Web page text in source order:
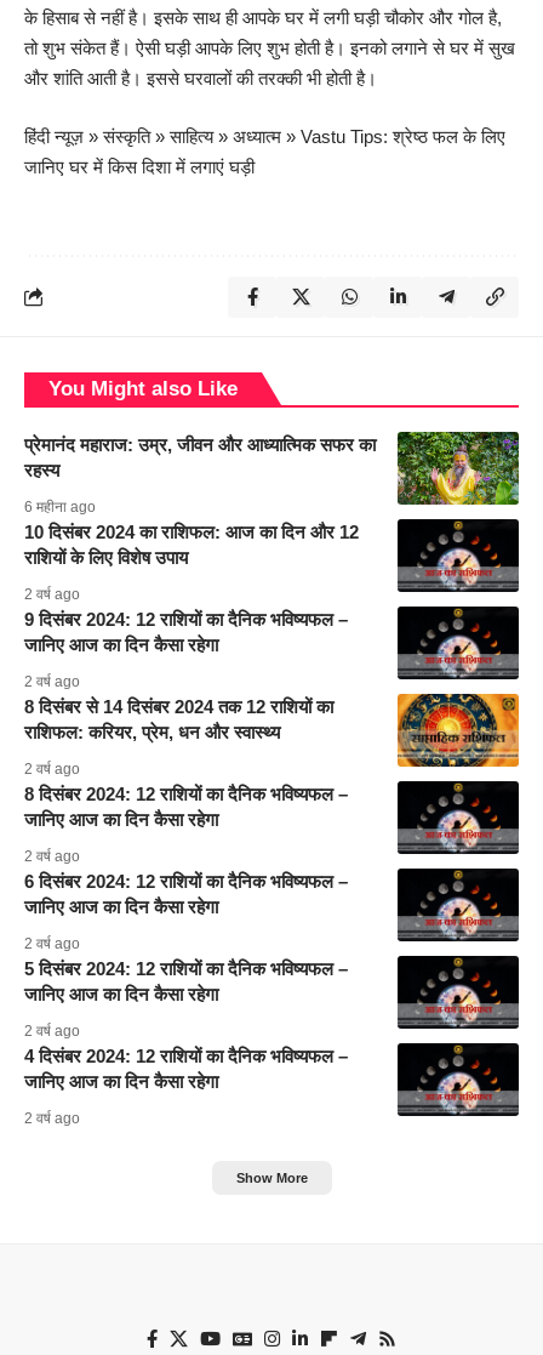
के हिसाब से नहीं है। इसके साथ ही आपके घर में लगी घड़ी चौकोर और गोल है,
तो शुभ संकेत हैं। ऐसी घड़ी आपके लिए शुभ होती है। इनको लगाने से घर में सुख
और शांति आती है। इससे घरवालों की तरक्की भी होती है।
हिंदी न्यूज़ »संस्कृति»साहित्य» अध्यात्म » Vastu Tips: श्रेष्ठ फल के लिए
जानिए घर में किस दिशा में लगाएं घड़ी
You Might also Like
प्रेमानंद महाराज: उम्र, जीवन और आध्यात्मिक सफर का
रहस्य
6 महीना ago
10 दिसंबर 2024 का राशिफल: आज का दिन और 12
राशियों के लिए विशेष उपाय
2 वर्ष ago
9 दिसंबर 2024: 12 राशियों का दैनिक भविष्यफल –
जानिए आज का दिन कैसा रहेगा
2 वर्ष ago
8 दिसंबर से 14 दिसंबर 2024 तक 12 राशियों का
राशिफल: करियर, प्रेम, धन और स्वास्थ्य
2 वर्ष ago
8 दिसंबर 2024: 12 राशियों का दैनिक भविष्यफल –
जानिए आज का दिन कैसा रहेगा
2 वर्ष ago
6 दिसंबर 2024: 12 राशियों का दैनिक भविष्यफल –
जानिए आज का दिन कैसा रहेगा
2 वर्ष ago
5 दिसंबर 2024: 12 राशियों का दैनिक भविष्यफल –
जानिए आज का दिन कैसा रहेगा
2 वर्ष ago
4 दिसंबर 2024: 12 राशियों का दैनिक भविष्यफल –
जानिए आज का दिन कैसा रहेगा
2 वर्ष ago
Show More